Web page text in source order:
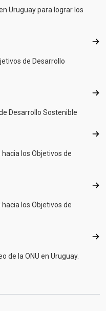
Uruguay para lograr los
de Desarrollo
Desarrollo Sostenible
los Objetivos de
los Objetivos de
de la ONU en Uruguay.